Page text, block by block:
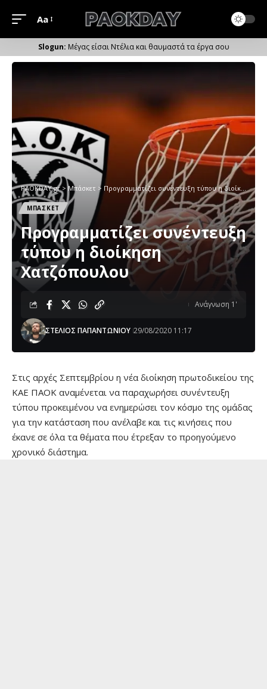
Μέγεθος
Γραμματοσειράς
Aa
Μέγας είσαι Ντέλια και θαυμαστά τα έργα σου
PAOKDAY.gr>Μπάσκετ > Προγραμματίζει συνέντευξη τύπου η διοίκηση Χατζόπουλου
ΜΠΑΣΚΕΤ
Προγραμματίζει συνέντευξη
τύπου η διοίκηση
Χατζόπουλου
ΣΤΕΛΙΟΣ ΠΑΠΑΝΤΩΝΙΟΥ 29/08/2020 11:17
Ανάγνωση 1'
Στις αρχές Σεπτεμβρίου η νέα διοίκηση πρωτοδικείου της
ΚΑΕ ΠΑΟΚ αναμένεται να παραχωρήσει συνέντευξη
τύπου προκειμένου να ενημερώσει τον κόσμο της ομάδας
για την κατάσταση που ανέλαβε και τις κινήσεις που
έκανε σε όλα τα θέματα που έτρεξαν το προηγούμενο
χρονικό διάστημα.